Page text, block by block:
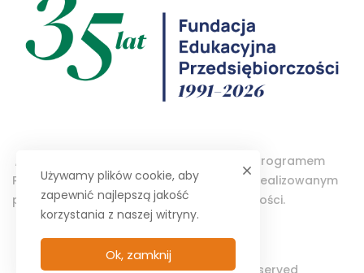
„Projektor – Wolontariat Studencki” jest programem
Polsko-Amerykańskiej Fundacji Wolności realizowanym
przez Fundację Edukacyjną Przedsiębiorczości.
Używamy plików cookie, aby
zapewnić najlepszą jakość
korzystania z naszej witryny.
Ok, zamknij